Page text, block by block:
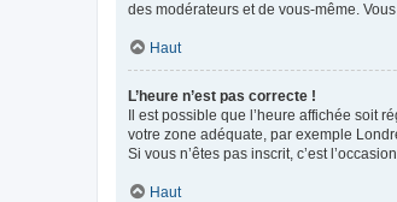
des modérateurs et de vous-même.
Haut
L’heure n’est pas correcte !
Il est possible que l’heure affichée soit
votre zone adéquate, par exemple
Si vous n’êtes pas inscrit, c’est
Haut